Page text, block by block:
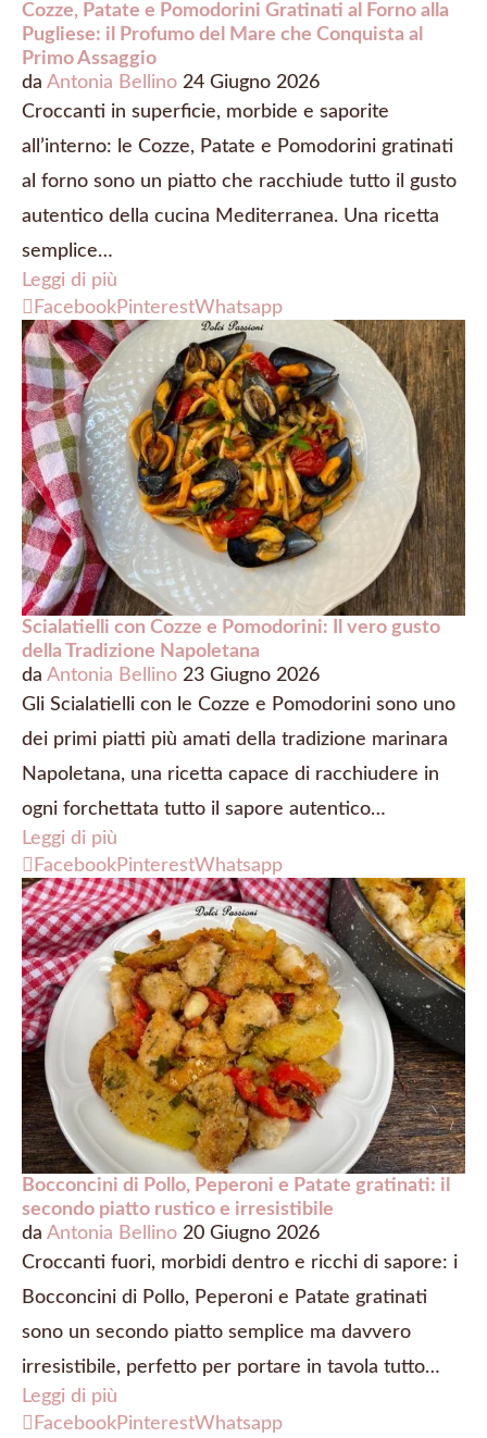
Cozze, Patate e Pomodorini Gratinati al Forno alla
Pugliese: il Profumo del Mare che Conquista al
Primo Assaggio
da Antonia Bellino 24 Giugno 2026
Croccanti in superficie, morbide e saporite
all’interno: le Cozze, Patate e Pomodorini gratinati
al forno sono un piatto che racchiude tutto il gusto
autentico della cucina Mediterranea. Una ricetta
semplice…
Leggi di più
FacebookPinterestWhatsapp
Scialatielli con Cozze e Pomodorini: Il vero gusto
della Tradizione Napoletana
da Antonia Bellino 23 Giugno 2026
Gli Scialatielli con le Cozze e Pomodorini sono uno
dei primi piatti più amati della tradizione marinara
Napoletana, una ricetta capace di racchiudere in
ogni forchettata tutto il sapore autentico…
Leggi di più
FacebookPinterestWhatsapp
Bocconcini di Pollo, Peperoni e Patate gratinati: il
secondo piatto rustico e irresistibile
da Antonia Bellino 20 Giugno 2026
Croccanti fuori, morbidi dentro e ricchi di sapore: i
Bocconcini di Pollo, Peperoni e Patate gratinati
sono un secondo piatto semplice ma davvero
irresistibile, perfetto per portare in tavola tutto…
Leggi di più
FacebookPinterestWhatsapp